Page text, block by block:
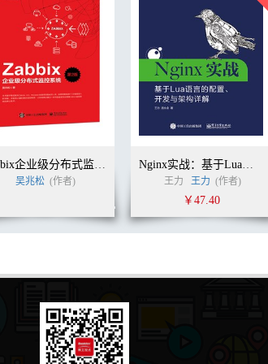
Zabbix企业级分布式监控系统（第2版）
吴兆松 (作者)
Nginx实战：基于Lua语言的配置、开发与架构详解
王力 王力 (作者)
￥47.40